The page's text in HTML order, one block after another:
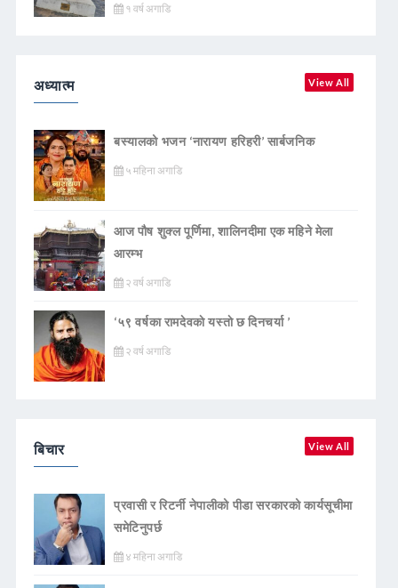
१ वर्ष अगाडि
अध्यात्म View All
बस्यालको भजन ‘नारायण हरिहरी’ सार्बजनिक
५ महिना अगाडि
आज पौष शुक्ल पूर्णिमा, शालिनदीमा एक महिने मेला
आरम्भ
२ वर्ष अगाडि
‘५९ वर्षका रामदेवकाे यस्ताे छ दिनचर्या ’
२ वर्ष अगाडि
बिचार View All
प्रवासी र रिटर्नी नेपालीको पीडा सरकारको कार्यसूचीमा
समेटिनुपर्छ
४ महिना अगाडि